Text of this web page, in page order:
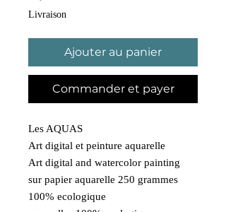
Livraison
Ajouter au panier
Commander et payer
Les AQUAS
Art digital et peinture aquarelle
Art digital and watercolor painting
sur papier aquarelle 250 grammes
100% ecologique